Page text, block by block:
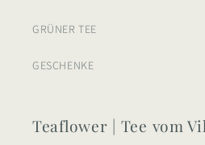
GRÜNER TEE
GESCHENKE
Teaflower | Tee vom